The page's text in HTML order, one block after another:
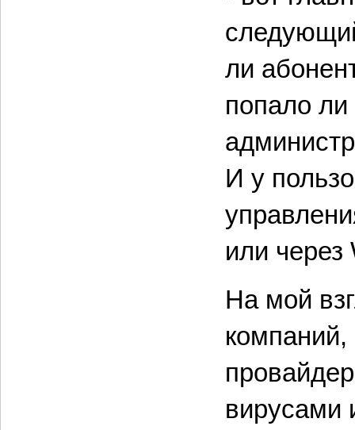
ли
попало
И у
или через
На мой
компаний,
вирусами